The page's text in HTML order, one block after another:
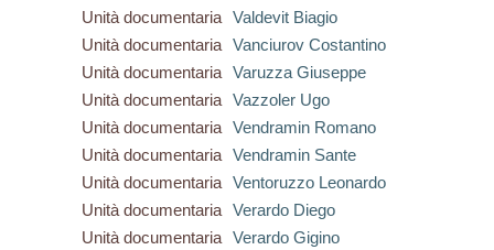
Unità documentaria
Valdevit Biagio
Unità documentaria
Vanciurov Costantino
Unità documentaria
Varuzza Giuseppe
Unità documentaria
Vazzoler Ugo
Unità documentaria
Vendramin Romano
Unità documentaria
Vendramin Sante
Unità documentaria
Ventoruzzo Leonardo
Unità documentaria
Verardo Diego
Unità documentaria
Verardo Gigino